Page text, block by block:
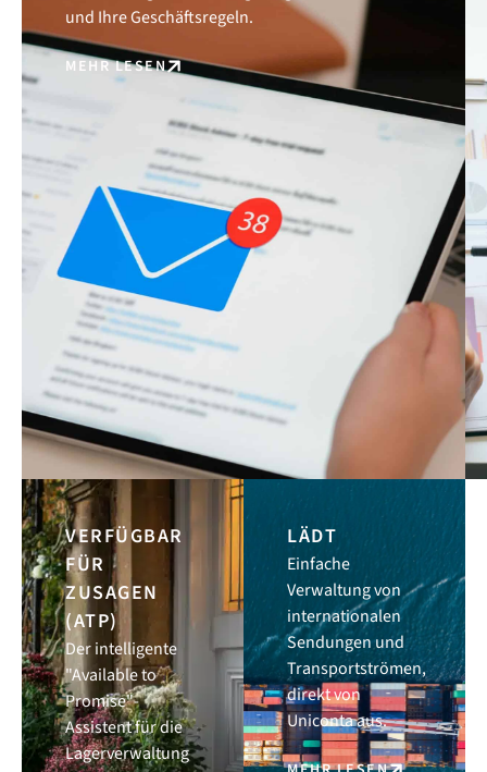
und Ihre Geschäftsregeln.
MEHR LESEN
VERFÜGBAR
FÜR
ZUSAGEN
(ATP)
Der intelligente
"Available to
Promise"-
Assistent für die
Lagerverwaltung
LÄDT
Einfache
Verwaltung von
internationalen
Sendungen und
Transportströmen,
direkt von
Uniconta aus.